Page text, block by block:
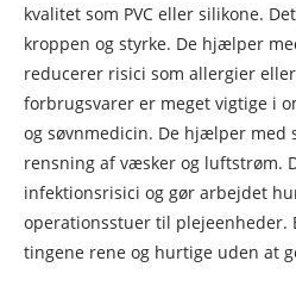
kvalitet som PVC eller silikone.
kroppen og styrke. De hjælper
reducerer risici som allergier
forbrugsvarer er meget vigtige i
og søvnmedicin. De hjælper med
rensning af væsker og luftstrøm.
infektionsrisici og gør arbejdet
operationsstuer til plejeenheder.
tingene rene og hurtige uden at